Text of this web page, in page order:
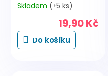
Skladem (>5 ks)
19,90 Kč
Do košíku